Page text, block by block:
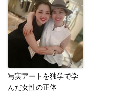
写実アートを独学で学
んだ女性の正体